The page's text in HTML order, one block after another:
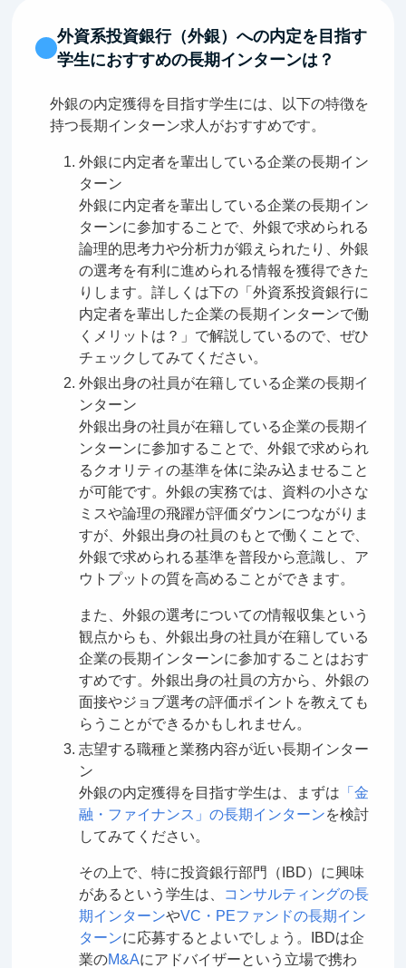
外資系投資銀行（外銀）への内定を目指す
学生におすすめの長期インターンは？
外銀の内定獲得を目指す学生には、以下の特徴を
持つ長期インターン求人がおすすめです。
外銀に内定者を輩出している企業の長期イン
ターン
外銀に内定者を輩出している企業の長期イン
ターンに参加することで、外銀で求められる
論理的思考力や分析力が鍛えられたり、外銀
の選考を有利に進められる情報を獲得できた
りします。詳しくは下の「外資系投資銀行に
内定者を輩出した企業の長期インターンで働
くメリットは？」で解説しているので、ぜひ
チェックしてみてください。
外銀出身の社員が在籍している企業の長期イ
ンターン
外銀出身の社員が在籍している企業の長期イ
ンターンに参加することで、外銀で求められ
るクオリティの基準を体に染み込ませること
が可能です。外銀の実務では、資料の小さな
ミスや論理の飛躍が評価ダウンにつながりま
すが、外銀出身の社員のもとで働くことで、
外銀で求められる基準を普段から意識し、ア
ウトプットの質を高めることができます。
また、外銀の選考についての情報収集という
観点からも、外銀出身の社員が在籍している
企業の長期インターンに参加することはおす
すめです。外銀出身の社員の方から、外銀の
面接やジョブ選考の評価ポイントを教えても
らうことができるかもしれません。
志望する職種と業務内容が近い長期インター
ン
外銀の内定獲得を目指す学生は、まずは 「金
融・ファイナンス」の長期インターンを検討
してみてください。
その上で、特に投資銀行部門（IBD）に興味
があるという学生は、
コンサルティングの長
期インターンやVC・PEファンドの長期イン
ターンに応募するとよいでしょう。IBDは企
業のM&Aにアドバイザーという立場で携わ